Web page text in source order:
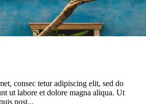
consec tetur adipiscing elit, sed do
ut labore et dolore magna aliqua. Ut
nost...